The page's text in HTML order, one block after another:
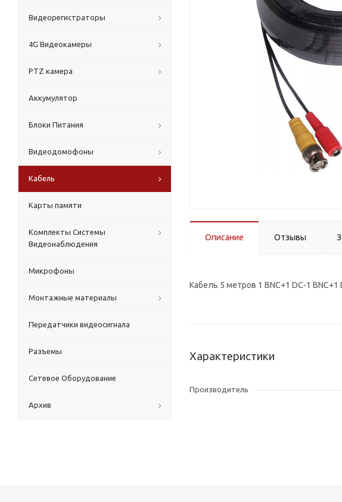
Описание Отзывы
Кабель 5 метров 1 BNC+1 DC-1 BNC+1
Характеристики
Производитель
Видеорегистраторы
4G Видеокамеры
PTZ камера
Аккумулятор
Блоки Питания
Видеодомофоны
Кабель
Карты памяти
Комплекты Системы
Видеонаблюдения
Микрофоны
Монтажные материалы
Передатчики видеосигнала
Разъемы
Сетевое Оборудование
Архив